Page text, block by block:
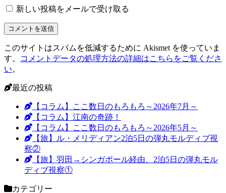
新しい投稿をメールで受け取る
このサイトはスパムを低減するために Akismet を使っていま
す。
コメントデータの処理方法の詳細はこちらをご覧くださ
い。
最近の投稿
【コラム】ここ数日のもろもろ～2026年7月～
【コラム】江南の奇跡！
【コラム】ここ数日のもろもろ～2026年5月～
【旅】ル・メリディアン2泊5日の弾丸モルディブ視
察②
【旅】羽田→シンガポール経由、2泊5日の弾丸モル
ディブ視察①
カテゴリー